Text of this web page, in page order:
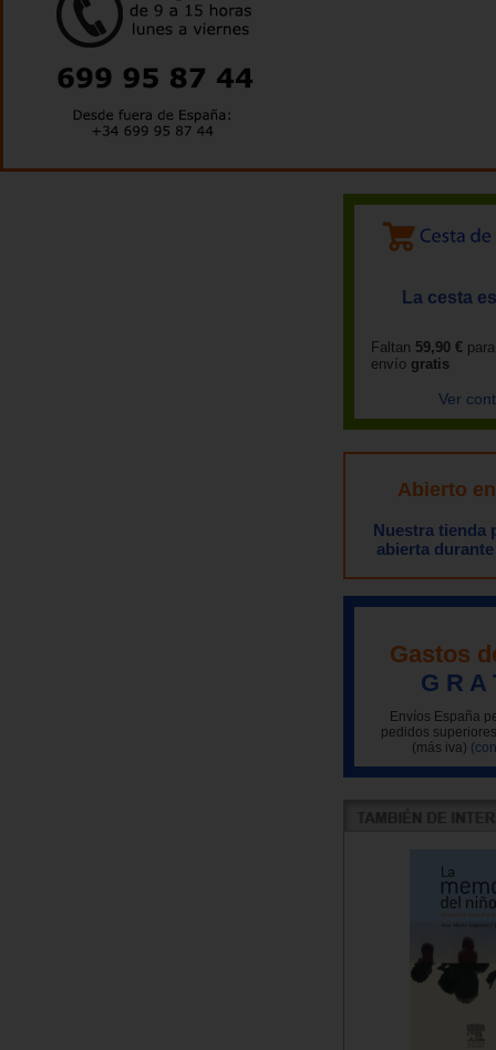
La cesta
Faltan 59,90 €
envío gratis
Ver
Abierto
Nuestra tienda
abierta
Gastos
G R A
Envíos España
pedidos
(más iva)